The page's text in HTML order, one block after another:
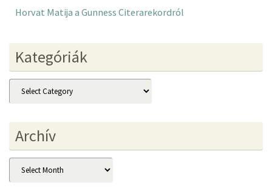
Horvat Matija a Gunness Citerarekordról
Kategóriák
Kategóriák
Archív
Archív